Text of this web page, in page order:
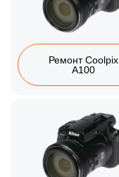
Ремонт Coolpix
A100